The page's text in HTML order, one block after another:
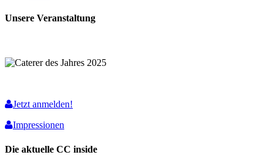
Unsere Veranstaltung
Jetzt anmelden!
Impressionen
Die aktuelle CC inside